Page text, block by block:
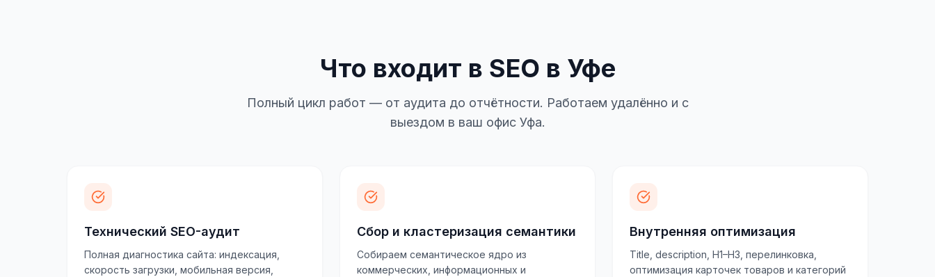
Что входит в SEO в Уфе
Полный цикл работ — от аудита до отчётности. Работаем удалённо и с
выездом в ваш офис Уфа.
Технический SEO-аудит
Полная диагностика сайта: индексация,
скорость загрузки, мобильная версия,
Сбор и кластеризация семантики
Собираем семантическое ядро из
коммерческих, информационных и
Внутренняя оптимизация
Title, description, H1–H3, перелинковка,
оптимизация карточек товаров и категорий